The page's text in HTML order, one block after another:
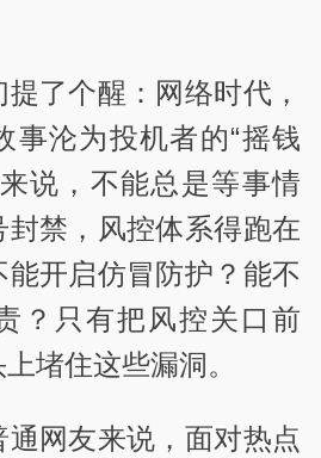
了个醒：网络时代，
事沦为投机者的“摇钱
说，不能总是等事情
封禁，风控体系得跑在
开启仿冒防护？能不
？只有把风控关口前
堵住这些漏洞。
通网友来说，面对热点